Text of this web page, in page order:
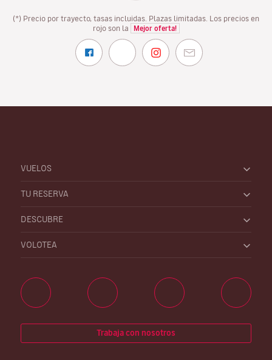
(*) Precio por trayecto, tasas incluidas. Plazas limitadas. Los precios en
rojo son la
Mejor oferta!
VUELOS
TU RESERVA
DESCUBRE
VOLOTEA
Trabaja con nosotros